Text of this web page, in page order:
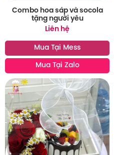
Combo hoa sáp và socola
tặng người yêu
Liên hệ
Mua Tại Mess
Mua Tại Zalo